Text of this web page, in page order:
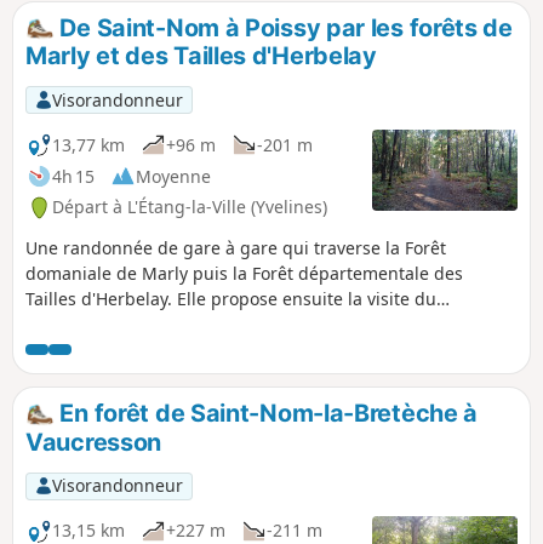
De Saint-Nom à Poissy par les forêts de
Marly et des Tailles d'Herbelay
Visorandonneur
13,77 km
+96 m
-201 m
4h 15
Moyenne
Départ à L'Étang-la-Ville (Yvelines)
Une randonnée de gare à gare qui traverse la Forêt
domaniale de Marly puis la Forêt départementale des
Tailles d'Herbelay. Elle propose ensuite la visite du
Forêt domaniale de Saint-Germain-en-Laye. L'itinéraire
s'achève à Poissy où l'on pourra admirer la Collégiale Notre-
Dame et les vestiges du Vieux Pont sur la Seine.
En forêt de Saint-Nom-la-Bretèche à
Vaucresson
Visorandonneur
13,15 km
+227 m
-211 m